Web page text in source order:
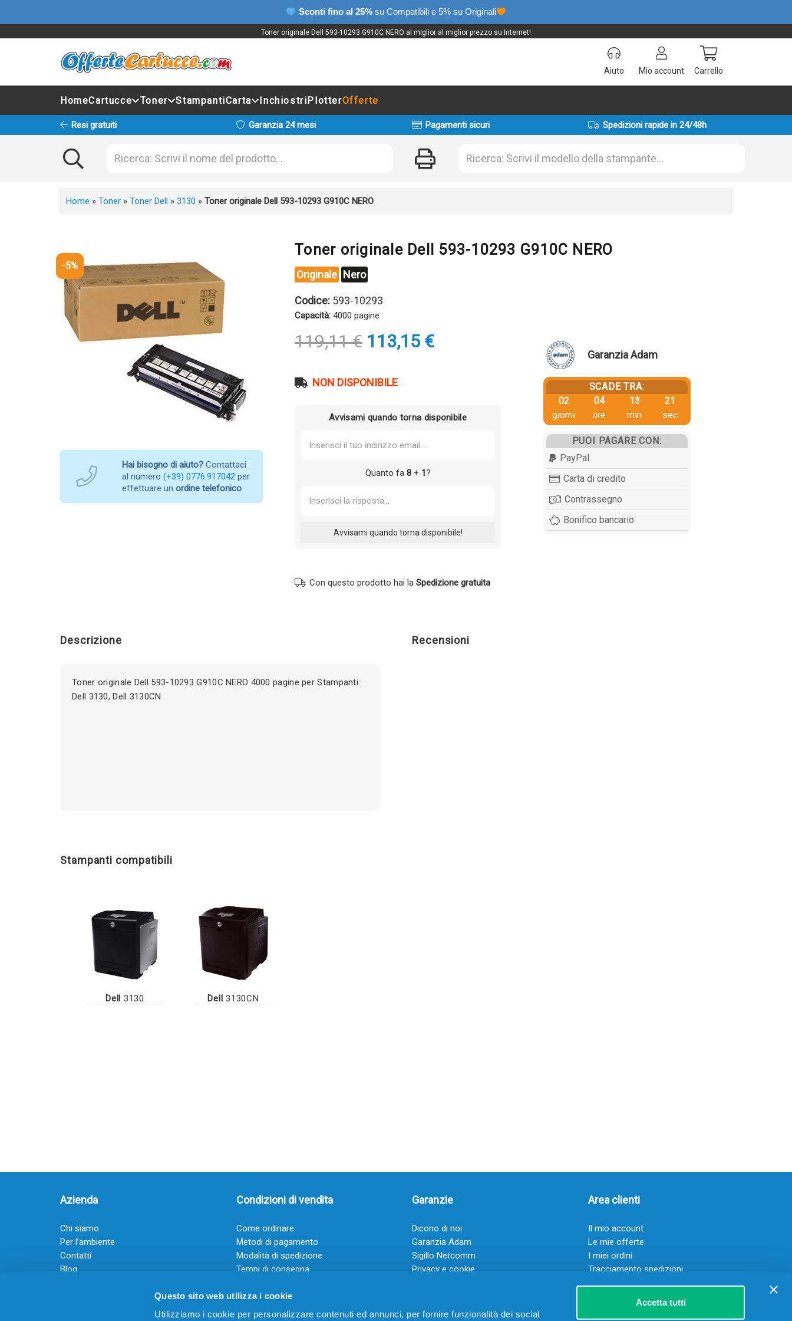
Sconti fino al 25% su Compatibili e 5% su Originali
Questo sito web utilizza i cookie
Utilizziamo i cookie per personalizzare contenuti ed annunci, per fornire funzionalità dei social
Accetta tutti
Toner originale Dell 593-10293 G910C NERO al miglior al miglior prezzo su Internet!
Aiuto Mio account Carrello
HomeCartucce Toner StampantiCarta InchiostriPlotterOfferte
Resi gratuiti Garanzia 24 mesi Pagamenti sicuri Spedizioni rapide in 24/48h
Home » Toner » Toner Dell » 3130 » Toner originale Dell 593-10293 G910C NERO
-5%
Hai bisogno di aiuto? Contattaci
al numero (+39) 0776.917042 per
effettuare un ordine telefonico
Toner originale Dell 593-10293 G910C NERO
Originale Nero
Codice: 593-10293
Capacità: 4000 pagine
119,11€ Il
prezzo
era:
113,15 €Il
NON DISPONIBILE
Avvisami quando torna disponibile
Quanto fa 8+ 1?
Con questo prodotto hai la Spedizione gratuita
Garanzia Adam
SCADE TRA:
02
giorni
04
ore
13
min
20
sec
PUOI PAGARE CON:
PayPal
Carta di credito
Contrassegno
Bonifico bancario
Descrizione
Toner originale Dell 593-10293 G910C NERO 4000 pagine per Stampanti:
Dell 3130, Dell 3130CN
Recensioni
Stampanti compatibili
Dell 3130 Dell 3130CN
Azienda
Chi siamo
Per l’ambiente
Contatti
Blog
Guadagna con il Dropship
Condizioni di vendita
Come ordinare
Metodi di pagamento
Modalità di spedizione
Tempi di consegna
Garanzie
Dicono di noi
Garanzia Adam
Sigillo Netcomm
Privacy e cookie
Area clienti
Il mio account
Le mie offerte
I miei ordini
Tracciamento spedizioni
Resi
Servizio clienti